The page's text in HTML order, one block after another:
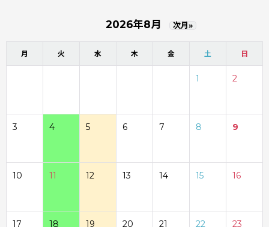
2026年8月 次月»
月 火 水 木 金 土 日
1 2
3 4 5 6 7 8 9
10 11 12 13 14 15 16
17 18 19 20 21 22 23